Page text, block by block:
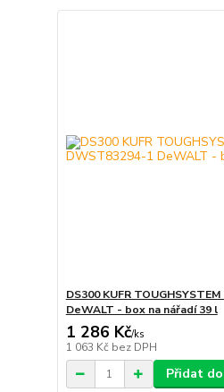
DS300 KUFR
DeWALT - box na nářadí 39 l
1 286 Kč/ks
1 063 Kč bez DPH
Přidat